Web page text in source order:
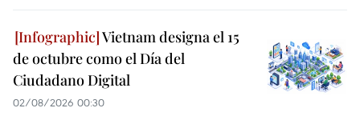
Vietnam designa el 15
de octubre como el Día del
Ciudadano Digital
02/08/2026 00:30